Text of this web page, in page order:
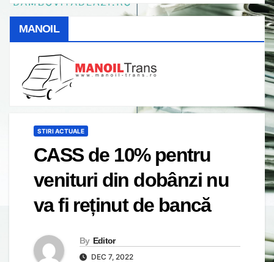
MANOIL
STIRI ACTUALE
CASS de 10% pentru
venituri din dobânzi nu
va fi reținut de bancă
By Editor
DEC 7, 2022